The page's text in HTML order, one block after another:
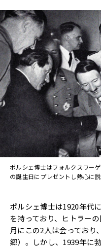
ポルシェ博士はフォルクスワー
の誕生日にプレゼントし熱心に
ポルシェ博士は1920年代
を持っており、ヒトラー
月にこの2人は会っており
郷）。しかし、1939年に